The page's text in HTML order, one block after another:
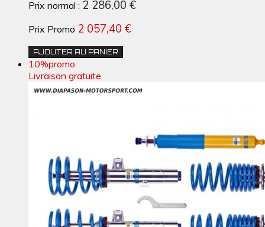
Prix normal : 2 286,00 €
Prix Promo 2 057,40 €
AJOUTER AU PANIER
10%promo
Livraison gratuite